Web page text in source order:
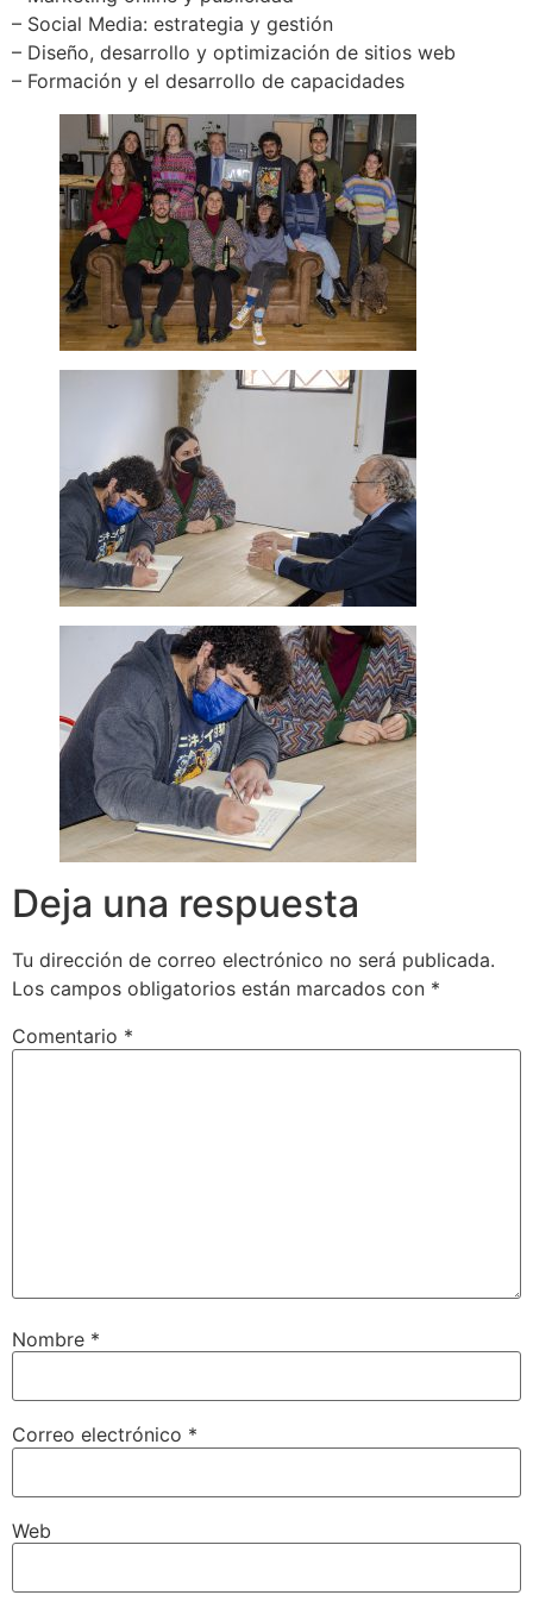
– Social Media: estrategia y gestión
– Diseño, desarrollo y optimización de sitios web
– Formación y el desarrollo de capacidades
Deja una respuesta
Tu dirección de correo electrónico no será publicada.
Los campos obligatorios están marcados con *
Comentario *
Nombre *
Correo electrónico *
Web